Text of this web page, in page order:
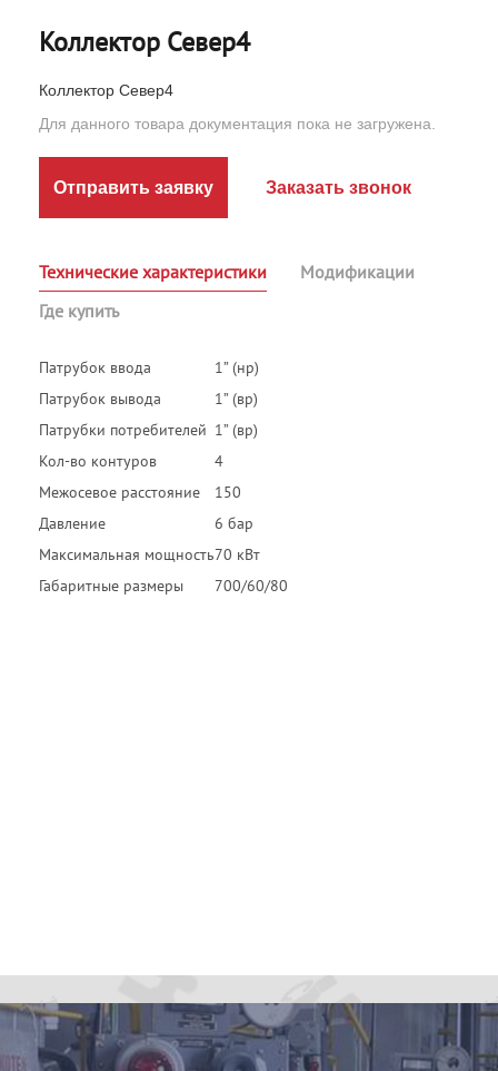
Коллектор Север4
Коллектор Север4
Для данного товара документация пока не загружена.
Отправить заявку Заказать звонок
Технические характеристики
Модификации
Где купить
Патрубок ввода
1” (нр)
Патрубок вывода
1” (вр)
Патрубки потребителей 1” (вр)
Кол-во контуров
4
Межосевое расстояние
150
Давление
6 бар
Максимальная мощность70 кВт
Габаритные размеры
700/60/80